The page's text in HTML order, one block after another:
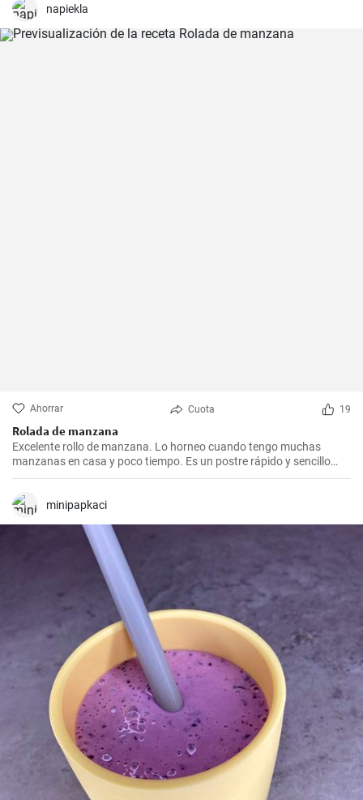
napiekla
Ahorrar Cuota 19
Rolada de manzana
Excelente rollo de manzana. Lo horneo cuando tengo muchas
manzanas en casa y poco tiempo. Es un postre rápido y sencillo
que siempre agrada.
minipapkaci